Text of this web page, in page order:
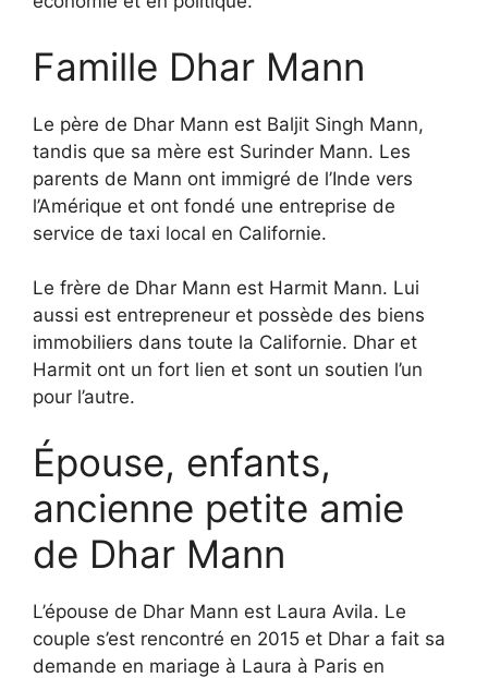
Famille Dhar Mann
Le père de Dhar Mann est Baljit Singh Mann,
tandis que sa mère est Surinder Mann. Les
parents de Mann ont immigré de l’Inde vers
l’Amérique et ont fondé une entreprise de
service de taxi local en Californie.
Le frère de Dhar Mann est Harmit Mann. Lui
aussi est entrepreneur et possède des biens
immobiliers dans toute la Californie. Dhar et
Harmit ont un fort lien et sont un soutien l’un
pour l’autre.
Épouse, enfants,
ancienne petite amie
de Dhar Mann
L’épouse de Dhar Mann est Laura Avila. Le
couple s’est rencontré en 2015 et Dhar a fait sa
demande en mariage à Laura à Paris en